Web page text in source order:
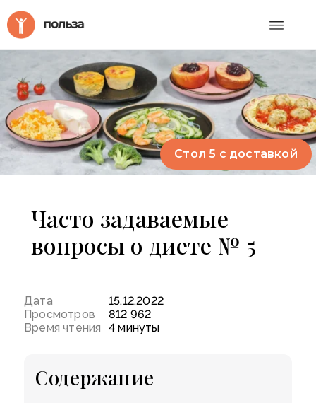
Часто задаваемые
вопросы о диете № 5
Дата
15.12.2022
Просмотров
812 962
Время чтения
4 минуты
Содержание
Стол 5 с доставкой
Стол 5 с доставкой